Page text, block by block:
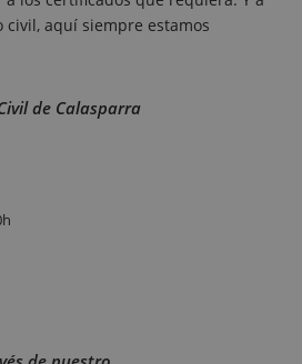
aquí siempre estamos
de Calasparra